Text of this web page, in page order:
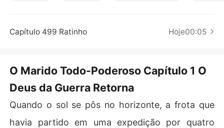
Quando estava em uma situação desesperadora, um an
Os primeiros meses de casamento não foram fáceis. No
e.
Capítulo 499 Ratinho Hoje00:05
O Marido Todo-Poderoso Capítulo 1 O
Deus da Guerra Retorna
Quando o sol se pôs no horizonte, a frota que
havia partido em uma expedição por quatro